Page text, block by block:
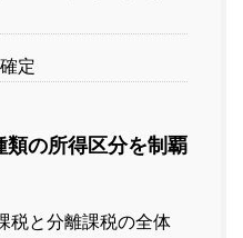
定
類の所得区分を制覇
税と分離課税の全体